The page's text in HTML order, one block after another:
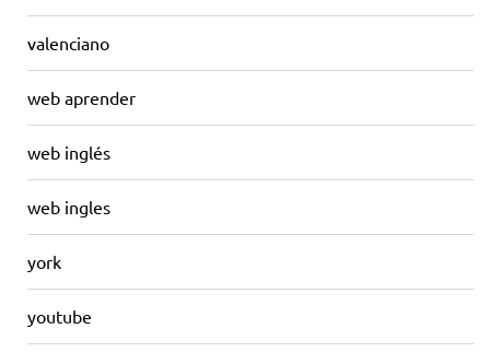
valenciano
web aprender
web inglés
web ingles
york
youtube